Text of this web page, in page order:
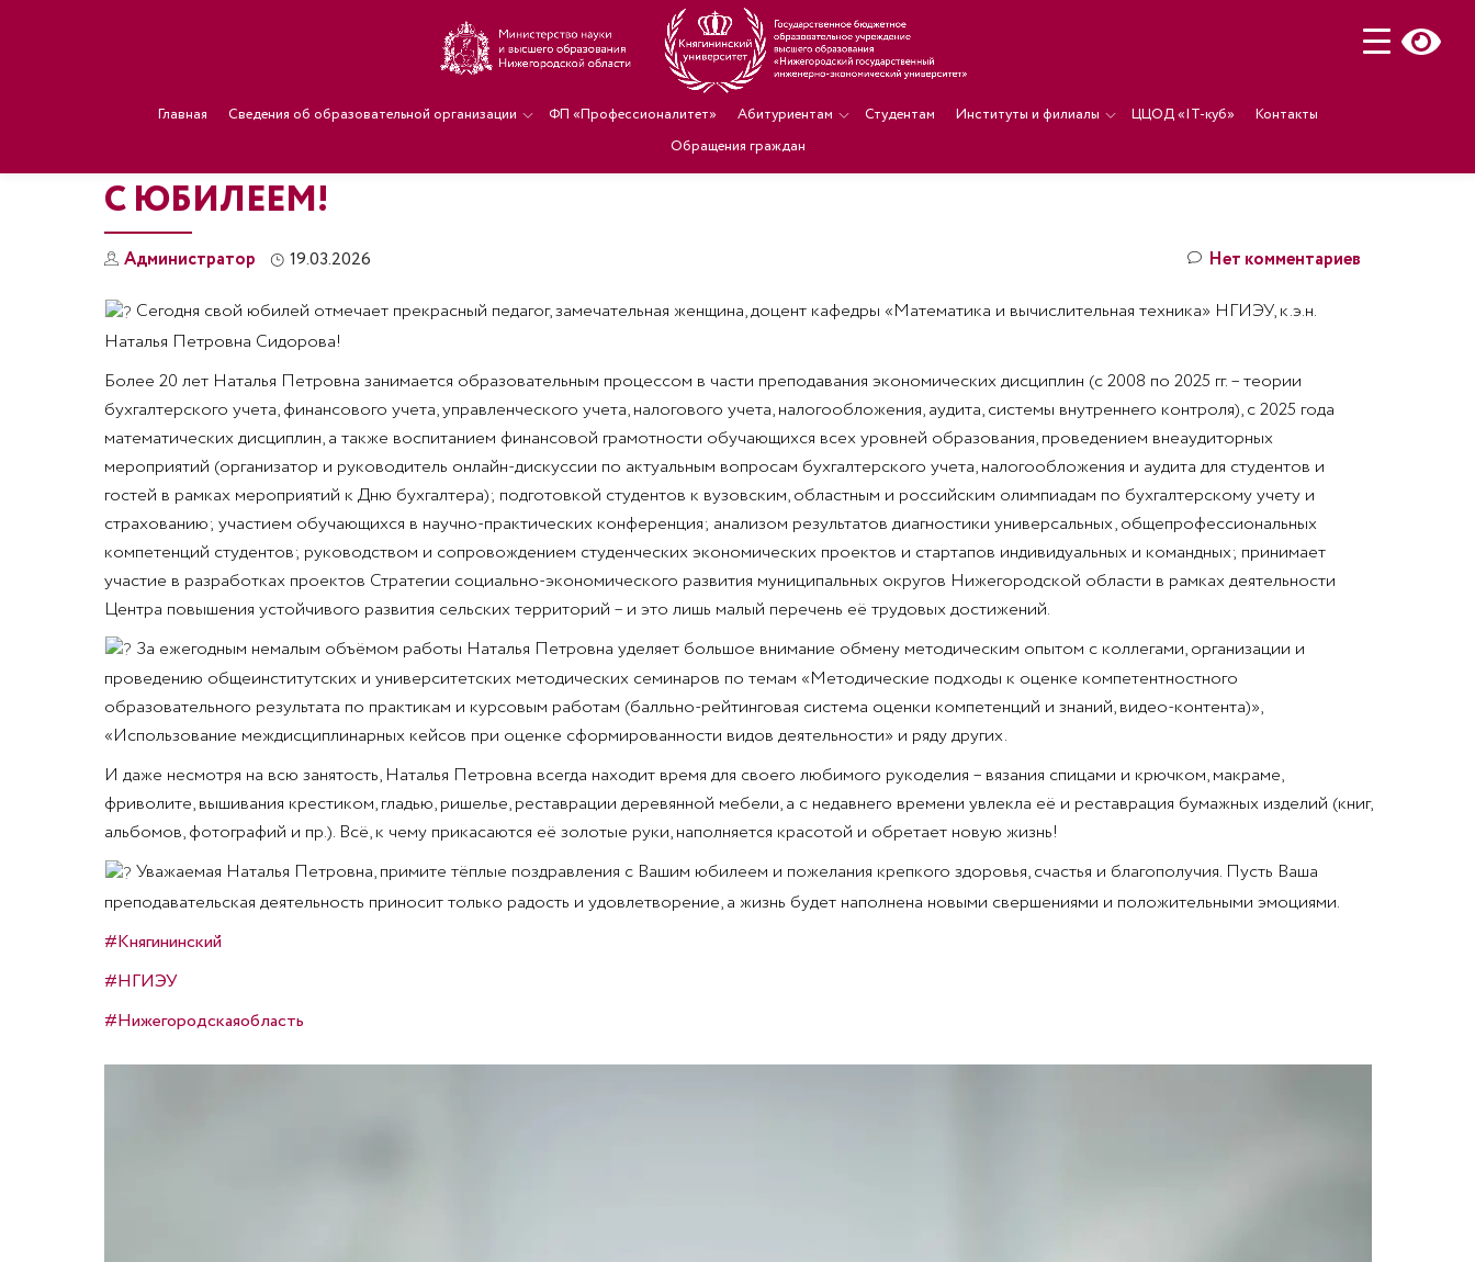
Главная Сведения об образовательной организации ФП «Профессионалитет» Абитуриентам Студентам Институты и филиалы ЦЦОД «IT-куб»
Контакты
Обращения граждан
С ЮБИЛЕЕМ!
Администратор 19.03.2026 Нет комментариев
Сегодня свой юбилей отмечает прекрасный педагог, замечательная женщина, доцент кафедры «Математика и вычислительная техника» НГИЭУ, к.э.н.
Наталья Петровна Сидорова!
Более 20 лет Наталья Петровна занимается образовательным процессом в части преподавания экономических дисциплин (с 2008 по 2025 гг. – теории
бухгалтерского учета, финансового учета, управленческого учета, налогового учета, налогообложения, аудита, системы внутреннего контроля), с 2025 года
математических дисциплин, а также воспитанием финансовой грамотности обучающихся всех уровней образования, проведением внеаудиторных
мероприятий (организатор и руководитель онлайн-дискуссии по актуальным вопросам бухгалтерского учета, налогообложения и аудита для студентов и
гостей в рамках мероприятий к Дню бухгалтера); подготовкой студентов к вузовским, областным и российским олимпиадам по бухгалтерскому учету и
страхованию; участием обучающихся в научно-практических конференция; анализом результатов диагностики универсальных, общепрофессиональных
компетенций студентов; руководством и сопровождением студенческих экономических проектов и стартапов индивидуальных и командных; принимает
участие в разработках проектов Стратегии социально-экономического развития муниципальных округов Нижегородской области в рамках деятельности
Центра повышения устойчивого развития сельских территорий – и это лишь малый перечень её трудовых достижений.
За ежегодным немалым объёмом работы Наталья Петровна уделяет большое внимание обмену методическим опытом с коллегами, организации и
проведению общеинститутских и университетских методических семинаров по темам «Методические подходы к оценке компетентностного
образовательного результата по практикам и курсовым работам (балльно-рейтинговая система оценки компетенций и знаний, видео-контента)»,
«Использование междисциплинарных кейсов при оценке сформированности видов деятельности» и ряду других.
И даже несмотря на всю занятость, Наталья Петровна всегда находит время для своего любимого рукоделия – вязания спицами и крючком, макраме,
фриволите, вышивания крестиком, гладью, ришелье, реставрации деревянной мебели, а с недавнего времени увлекла её и реставрация бумажных изделий (книг,
альбомов, фотографий и пр.). Всё, к чему прикасаются её золотые руки, наполняется красотой и обретает новую жизнь!
Уважаемая Наталья Петровна, примите тёплые поздравления с Вашим юбилеем и пожелания крепкого здоровья, счастья и благополучия. Пусть Ваша
преподавательская деятельность приносит только радость и удовлетворение, а жизнь будет наполнена новыми свершениями и положительными эмоциями.
#Княгининский
#НГИЭУ
#Нижегородскаяобласть